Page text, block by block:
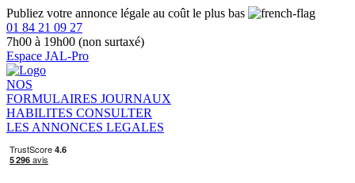
Publiez votre annonce légale au coût le plus bas
01 84 21 09 27
7h00 à 19h00 (non surtaxé)
Espace JAL-Pro
NOS
FORMULAIRES JOURNAUX
HABILITES CONSULTER
LES ANNONCES LEGALES